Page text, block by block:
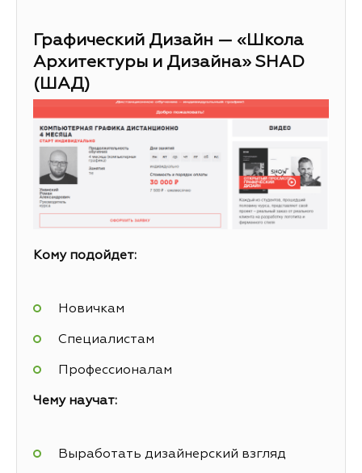
Графический Дизайн — «Школа
Архитектуры и Дизайна» SHAD
(ШАД)
Кому подойдет:
Новичкам
Специалистам
Профессионалам
Чему научат:
Выработать дизайнерский взгляд